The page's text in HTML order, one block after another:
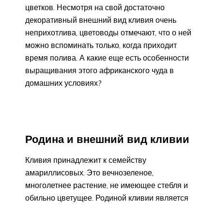
цветков. Несмотря на свой достаточно
декоративный внешний вид кливия очень
неприхотлива, цветоводы отмечают, что о ней
можно вспоминать только, когда приходит
время полива. А какие еще есть особенности
выращивания этого африканского чуда в
домашних условиях?
Родина и внешний вид кливии
Кливия принадлежит к семейству
амариллисовых. Это вечнозеленое,
многолетнее растение, не имеющее стебля и
обильно цветущее. Родиной кливии является